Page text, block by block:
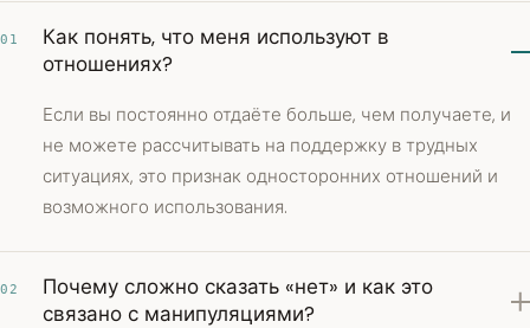
01
Как понять, что меня используют в
отношениях?
Если вы постоянно отдаёте больше, чем получаете, и
не можете рассчитывать на поддержку в трудных
ситуациях, это признак односторонних отношений и
возможного использования.
02
Почему сложно сказать «нет» и как это
связано с манипуляциями?